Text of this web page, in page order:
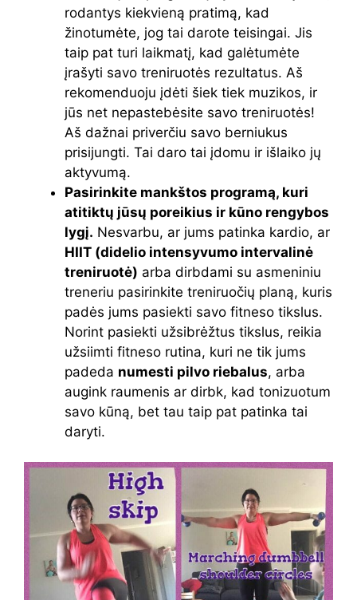
rodantys kiekvieną pratimą, kad
žinotumėte, jog tai darote teisingai. Jis
taip pat turi laikmatį, kad galėtumėte
įrašyti savo treniruotės rezultatus. Aš
rekomenduoju įdėti šiek tiek muzikos, ir
jūs net nepastebėsite savo treniruotės!
Aš dažnai priverčiu savo berniukus
prisijungti. Tai daro tai įdomu ir išlaiko jų
aktyvumą.
Pasirinkite mankštos programą, kuri
atitiktų jūsų poreikius ir kūno rengybos
lygį. Nesvarbu, ar jums patinka kardio, ar
HIIT (didelio intensyvumo intervalinė
treniruotė) arba dirbdami su asmeniniu
treneriu pasirinkite treniruočių planą, kuris
padės jums pasiekti savo fitneso tikslus.
Norint pasiekti užsibrėžtus tikslus, reikia
užsiimti fitneso rutina, kuri ne tik jums
padeda numesti pilvo riebalus, arba
augink raumenis ar dirbk, kad tonizuotum
savo kūną, bet tau taip pat patinka tai
daryti.